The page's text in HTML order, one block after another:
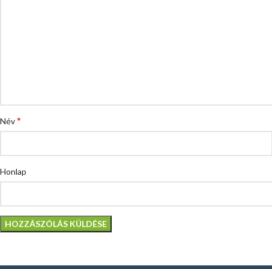
Név*
Honlap